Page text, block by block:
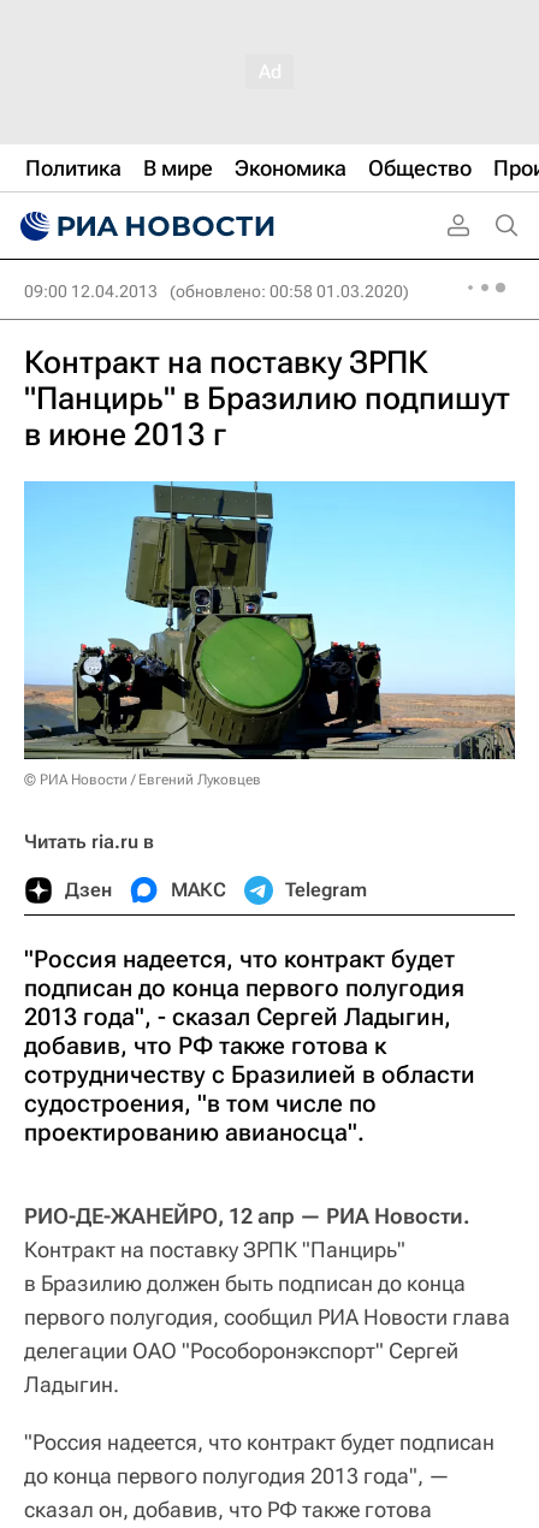
Политика В мире Экономика Общество
09:00 12.04.2013 (обновлено: 00:58 01.03.2020)
Контракт на поставку ЗРПК
"Панцирь" в Бразилию подпишут
в июне 2013 г
© РИА Новости / Евгений Луковцев
Читать ria.ru в
Дзен МАКС Telegram
"Россия надеется, что контракт будет
подписан до конца первого полугодия
2013 года", - сказал Сергей Ладыгин,
добавив, что РФ также готова к
сотрудничеству с Бразилией в области
судостроения, "в том числе по
проектированию авианосца".
РИО-ДЕ-ЖАНЕЙРО, 12 апр — РИА Новости.
Контракт на поставку ЗРПК "Панцирь"
в Бразилию должен быть подписан до конца
первого полугодия, сообщил РИА Новости глава
делегации ОАО "Рособоронэкспорт" Сергей
Ладыгин.
"Россия надеется, что контракт будет подписан
до конца первого полугодия 2013 года", —
сказал он, добавив, что РФ также готова